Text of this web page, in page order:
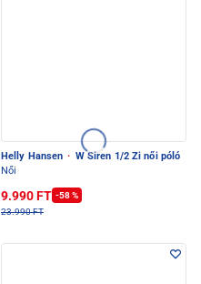
Helly Hansen · W Siren 1/2 Zi női póló
Női
9.990 FT -58 %
23.990 FT